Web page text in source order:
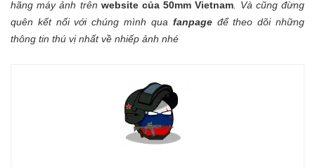
hãng máy ảnh trên website của 50mm Vietnam
Và cũng đừng
quên kết nối với chúng mình qua fanpageđể theo dõi những
thông tin thú vị nhất về nhiếp ảnh nhé